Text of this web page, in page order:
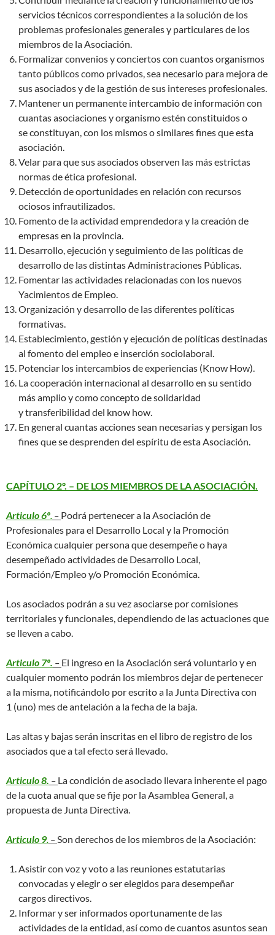
servicios técnicos correspondientes a la solución de los
problemas profesionales generales y particulares de los
miembros de la Asociación.
Formalizar convenios y conciertos con cuantos organismos
tanto públicos como privados, sea necesario para mejora de
sus asociados y de la gestión de sus intereses profesionales.
Mantener un permanente intercambio de información con
cuantas asociaciones y organismo estén constituidos o
se constituyan, con los mismos o similares fines que esta
asociación.
Velar para que sus asociados observen las más estrictas
normas de ética profesional.
Detección de oportunidades en relación con recursos
ociosos infrautilizados.
Fomento de la actividad emprendedora y la creación de
empresas en la provincia.
Desarrollo, ejecución y seguimiento de las políticas de
desarrollo de las distintas Administraciones Públicas.
Fomentar las actividades relacionadas con los nuevos
Yacimientos de Empleo.
Organización y desarrollo de las diferentes políticas
formativas.
Establecimiento, gestión y ejecución de políticas destinadas
al fomento del empleo e inserción sociolaboral.
Potenciar los intercambios de experiencias (Know How).
La cooperación internacional al desarrollo en su sentido
más amplio y como concepto de solidaridad
y transferibilidad del know how.
En general cuantas acciones sean necesarias y persigan los
fines que se desprenden del espíritu de esta Asociación.
CAPÍTULO 2º. – DE LOS MIEMBROS DE LA ASOCIACIÓN.
Articulo 6º. – Podrá pertenecer a la Asociación de
Profesionales para el Desarrollo Local y la Promoción
Económica cualquier persona que desempeñe o haya
desempeñado actividades de Desarrollo Local,
Formación/Empleo y/o Promoción Económica.
Los asociados podrán a su vez asociarse por comisiones
territoriales y funcionales, dependiendo de las actuaciones que
se lleven a cabo.
Articulo 7º. – El ingreso en la Asociación será voluntario y en
cualquier momento podrán los miembros dejar de pertenecer
a la misma, notificándolo por escrito a la Junta Directiva con
1 (uno) mes de antelación a la fecha de la baja.
Las altas y bajas serán inscritas en el libro de registro de los
asociados que a tal efecto será llevado.
Articulo 8. – La condición de asociado llevara inherente el pago
de la cuota anual que se fije por la Asamblea General, a
propuesta de Junta Directiva.
Articulo 9. –Son derechos de los miembros de la Asociación:
Asistir con voz y voto a las reuniones estatutarias
convocadas y elegir o ser elegidos para desempeñar
cargos directivos.
Informar y ser informados oportunamente de las
actividades de la entidad, así como de cuantos asuntos sean